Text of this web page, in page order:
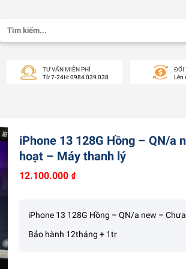
Tìm
TƯ VẤN MIỄN PHÍ
Từ 7-24H: 0984 039 038
ĐỔI
Lên
iPhone 13 128G Hồng – QN/a
hoạt – Máy thanh lý
12.100.000 ₫
iPhone 13 128G Hồng – QN/a new –
Bảo hành 12tháng + 1tr